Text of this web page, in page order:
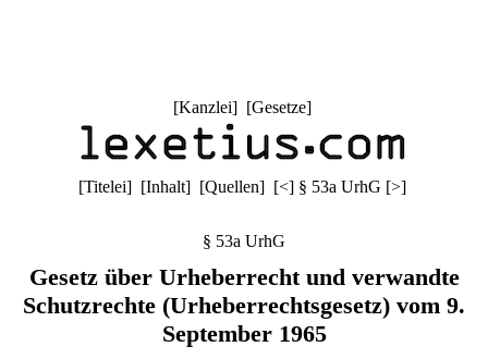
[Kanzlei] [Gesetze]
[Titelei] [Inhalt] [Quellen] [<] § 53a UrhG [>]
§ 53a UrhG
Gesetz über Urheberrecht und verwandte
Schutzrechte (Urheberrechtsgesetz) vom 9.
September 1965